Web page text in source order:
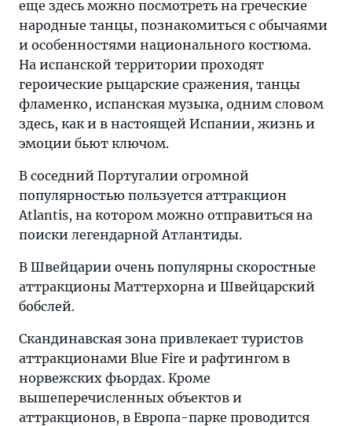
еще здесь можно посмотреть на греческие
народные танцы, познакомиться с обычаями
и особенностями национального костюма.
На испанской территории проходят
героические рыцарские сражения, танцы
фламенко, испанская музыка, одним словом
здесь, как и в настоящей Испании, жизнь и
эмоции бьют ключом.
В соседний Португалии огромной
популярностью пользуется аттракцион
Atlantis, на котором можно отправиться на
поиски легендарной Атлантиды.
В Швейцарии очень популярны скоростные
аттракционы Маттерхорна и Швейцарский
бобслей.
Скандинавская зона привлекает туристов
аттракционами Blue Fire и рафтингом в
норвежских фьордах. Кроме
вышеперечисленных объектов и
аттракционов, в Европа-парке проводится